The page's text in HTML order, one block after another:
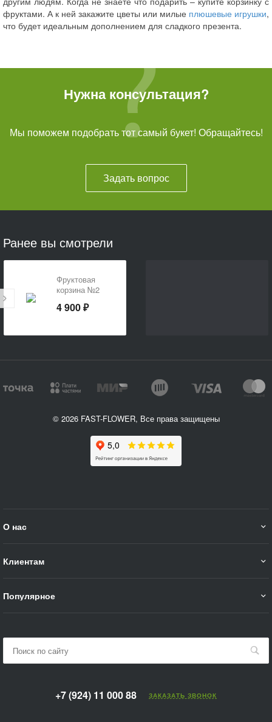
фруктами. А к ней закажите цветы или милые плюшевые игрушки,
что будет идеальным дополнением для сладкого презента.
Нужна консультация?
Мы поможем подобрать тот самый букет! Обращайтесь!
Задать вопрос
Ранее вы смотрели
Фруктовая
корзина №2
4 900 ₽
© 2026 FAST-FLOWER, Все права защищены
О нас
Клиентам
Популярное
+7 (924) 11 000 88 ЗАКАЗАТЬ ЗВОНОК